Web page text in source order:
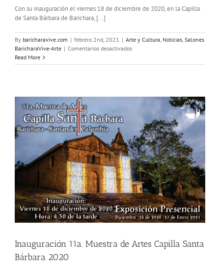
Con su inauguración el viernes 18 de diciembre de 2020, en la Capilla
de Santa Bárbara de Barichara, [...]
By baricharavive.com | febrero 2nd, 2021 | Arte y Cultura Noticias Salones
BaricharaVive-Arte | Comentarios desactivadosen
se
Barichara
Read More
Inauguración 11a. Muestra de Artes Capilla Santa
Bárbara 2020